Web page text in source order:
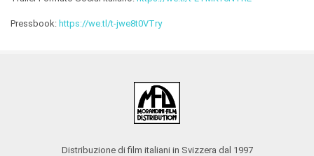
Pressbook: https://we.tl/t-jwe8t0VTry
Distribuzione di film italiani in Svizzera dal 1997